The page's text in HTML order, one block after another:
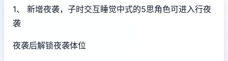
1、 新增夜袭，子时交互睡觉中式的5思角色可进入行夜
袭
夜袭后解锁夜袭体位